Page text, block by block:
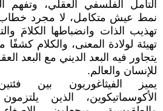
التأمل الفلسفي العقلي، وتفهم
نمط عيش متكامل، لا مجرد
تهذيب الذات وانضباطها الكلامَ
تهيئة لولادة المعنى، والكلام
يتجاور فيه البعد الديني مع البعد
للإنسان والعالم.
يميز الفيثاغوريون بين
الأكوسماتيكوين، الذين